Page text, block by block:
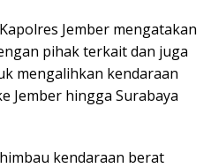
Jember mengatakan
pihak terkait dan juga
mengalihkan kendaraan
Jember hingga Surabaya
kendaraan berat